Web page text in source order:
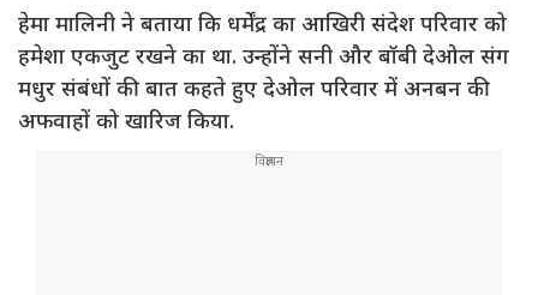
हेमा मालिनी ने बताया कि धर्मेंद्र का आखिरी संदेश परिवार को
हमेशा एकजुट रखने का था. उन्होंने सनी और बॉबी देओल संग
मधुर संबंधों की बात कहते हुए देओल परिवार में अनबन की
अफवाहों को खारिज किया.